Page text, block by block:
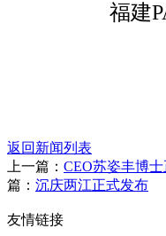
福建
返回新闻列表
上一篇： CEO苏姿丰博
篇： 沉庆两江正式发布
友情链接